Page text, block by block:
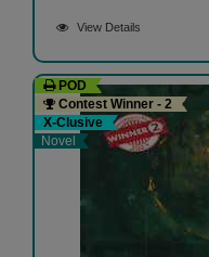
View Details
POD
Contest Winner - 2
X-Clusive
Novel